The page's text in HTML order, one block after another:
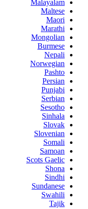
Malayalam
Maltese
Maori
Marathi
Mongolian
Burmese
Nepali
Norwegian
Pashto
Persian
Punjabi
Serbian
Sesotho
Sinhala
Slovak
Slovenian
Somali
Samoan
Scots Gaelic
Shona
Sindhi
Sundanese
Swahili
Tajik